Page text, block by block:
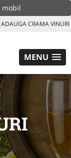
mobil
ADAUGA CRAMA VINURI
MENU